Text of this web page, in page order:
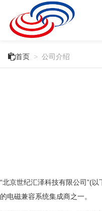
首页 > 公司介绍
“北京世纪汇泽科技有限公司”(
的电磁兼容系统集成商之一。